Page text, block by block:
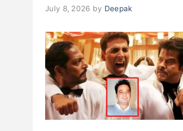
July 8, 2026 by Deepak